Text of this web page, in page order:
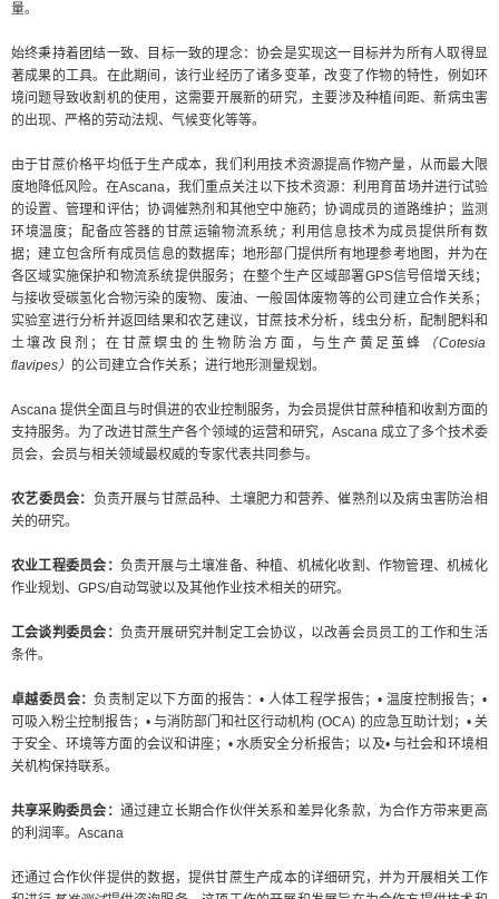
量。
始终秉持着团结一致、目标一致的理念：协会是实现这一目标并为所有人取得显
著成果的工具。在此期间，该行业经历了诸多变革，改变了作物的特性，例如环
境问题导致收割机的使用，这需要开展新的研究，主要涉及种植间距、新病虫害
的出现、严格的劳动法规、气候变化等等。
由于甘蔗价格平均低于生产成本，我们利用技术资源提高作物产量，从而最大限
度地降低风险。在Ascana，我们重点关注以下技术资源：利用育苗场并进行试验
的设置、管理和评估；协调催熟剂和其他空中施药；协调成员的道路维护；监测
环境温度；配备应答器的甘蔗运输物流系统 ； 利用信息技术为成员提供所有数
据；建立包含所有成员信息的数据库；地形部门提供所有地理参考地图，并为在
各区域实施保护和物流系统提供服务；在整个生产区域部署GPS信号倍增天线；
与接收受碳氢化合物污染的废物、废油、一般固体废物等的公司建立合作关系；
实验室进行分析并返回结果和农艺建议，甘蔗技术分析，线虫分析，配制肥料和
土壤改良剂；在甘蔗螟虫的生物防治方面，与生产黄足茧蜂
（Cotesia
flavipes） 的公司建立合作关系；进行地形测量规划。
Ascana 提供全面且与时俱进的农业控制服务，为会员提供甘蔗种植和收割方面的
支持服务。为了改进甘蔗生产各个领域的运营和研究，Ascana 成立了多个技术委
员会，会员与相关领域最权威的专家代表共同参与。
农​​艺委员会： 负责开展与甘蔗品种、土壤肥力和营养、催熟剂以及病虫害防治相
关的研究。
农业工程委员会： 负责开展与土壤准备、种植、机械化收割、作物管理、机械化
作业规划、GPS/自动驾驶以及其他作业技术相关的研究。
工会谈判委员会： 负责开展研究并制定工会协议，以改善会员员工的工作和生活
条件。
卓越委员会：负责制定以下方面的报告：• 人体工程学报告；• 温度控制报告；•
可吸入粉尘控制报告；• 与消防部门和社区行动机构 (OCA) 的应急互助计划；• 关
于安全、环境等方面的会议和讲座；• 水质安全分析报告；以及• 与社会和环境相
关机构保持联系。
共享采购委员会： 通过建立长期合作伙伴关系和差异化条款，为合作方带来更高
的利润率。Ascana
还通过合作伙伴提供的数据，提供甘蔗生产成本的详细研究，并为开展相关工作